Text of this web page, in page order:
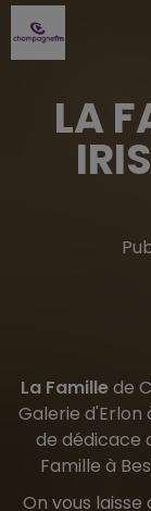
LA
La Famillede
Galerie d'Erlon
de dédicace
Famille à
On vous